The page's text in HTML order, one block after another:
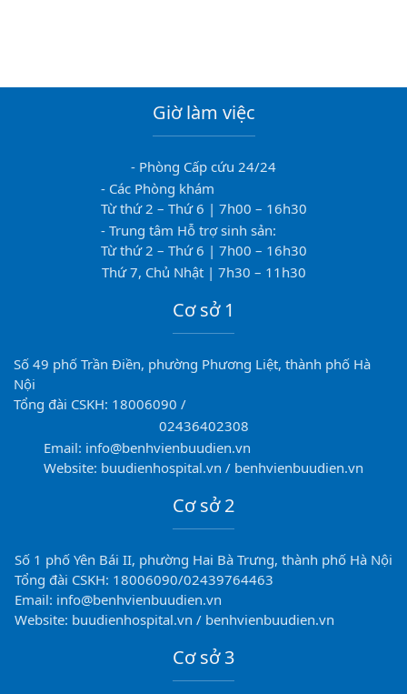
Giờ làm việc
- Phòng Cấp cứu 24/24
- Các Phòng khám
Từ thứ 2 – Thứ 6 | 7h00 – 16h30
- Trung tâm Hỗ trợ sinh sản:
Từ thứ 2 – Thứ 6 | 7h00 – 16h30
Thứ 7, Chủ Nhật | 7h30 – 11h30
Cơ sở 1
Số 49 phố Trần Điền, phường Phương Liệt, thành phố Hà
Nội
Tổng đài CSKH: 18006090 /
02436402308
Email: info@benhvienbuudien.vn
Website: buudienhospital.vn / benhvienbuudien.vn
Cơ sở 2
Số 1 phố Yên Bái II, phường Hai Bà Trưng, thành phố Hà Nội
Tổng đài CSKH: 18006090/02439764463
Email: info@benhvienbuudien.vn
Website: buudienhospital.vn / benhvienbuudien.vn
Cơ sở 3